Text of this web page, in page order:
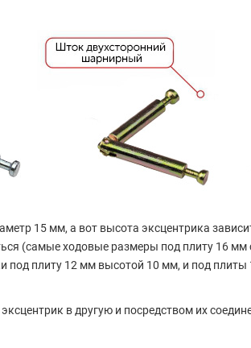
15 мм, а вот высота эксцентрика
(самые ходовые размеры под плиту 16 мм
под плиту 12 мм высотой 10 мм, и под
в другую и посредством их